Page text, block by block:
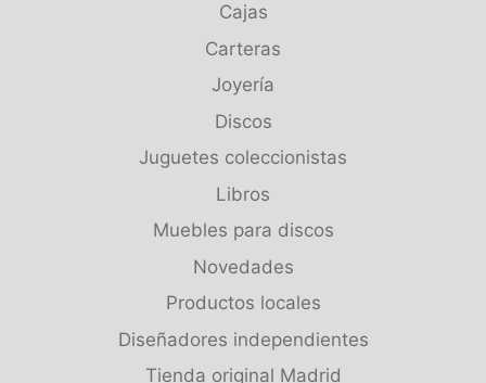
Cajas
Carteras
Joyería
Discos
Juguetes coleccionistas
Libros
Muebles para discos
Novedades
Productos locales
Diseñadores independientes
Tienda original Madrid